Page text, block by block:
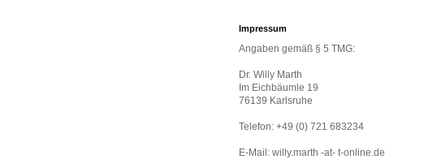
Impressum
Angaben gemäß § 5 TMG:
Dr. Willy Marth
Im Eichbäumle 19
76139 Karlsruhe
Telefon: +49 (0) 721 683234
E-Mail: willy.marth -at- t-online.de